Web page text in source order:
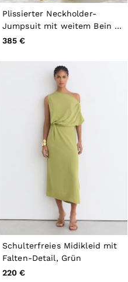
Plissierter Neckholder-
Jumpsuit mit weitem Bein in
Grün
385 €
Schulterfreies Midikleid mit
Falten-Detail, Grün
220 €